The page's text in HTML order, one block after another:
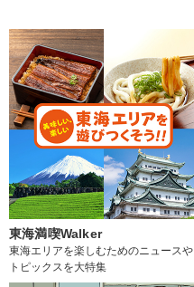
東海満喫Walker
東海エリアを楽しむためのニュースや
トピックスを大特集